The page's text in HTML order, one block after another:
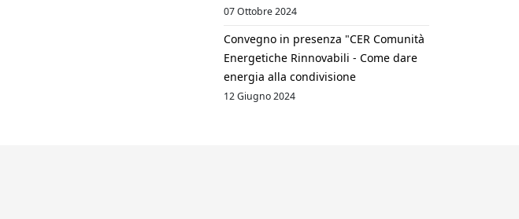
07 Ottobre 2024
Convegno in presenza "CER Comunità
Energetiche Rinnovabili - Come dare
energia alla condivisione
12 Giugno 2024